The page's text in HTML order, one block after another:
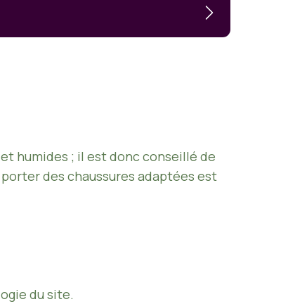
humides ; il est donc conseillé de
des chaussures adaptées est
du site.